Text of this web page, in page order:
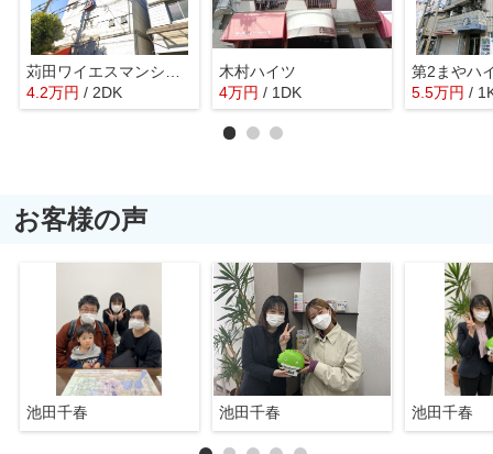
4.2万円 / 2DK
木村ハイツ
4万円 / 1DK
第2まやハ
5.5万円 /
お客様の声
池田千春 池田千春 池田千春